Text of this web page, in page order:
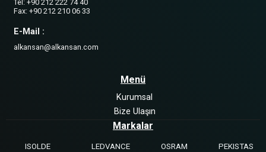
Tel: +90 212 222 74 40
Fax: +90 212 210 06 33
E-Mail :
alkansan@alkansan.com
Menü
Kurumsal
Bize Ulaşın
Markalar
ISOLDE LEDVANCE OSRAM
PEKISTAS